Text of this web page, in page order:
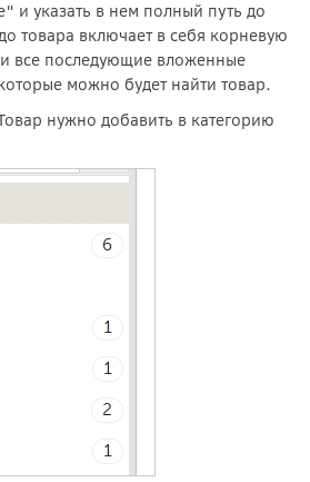
и указать в нем полный путь до
товара включает в себя корневую
все последующие вложенные
можно будет найти товар.
нужно добавить в категорию